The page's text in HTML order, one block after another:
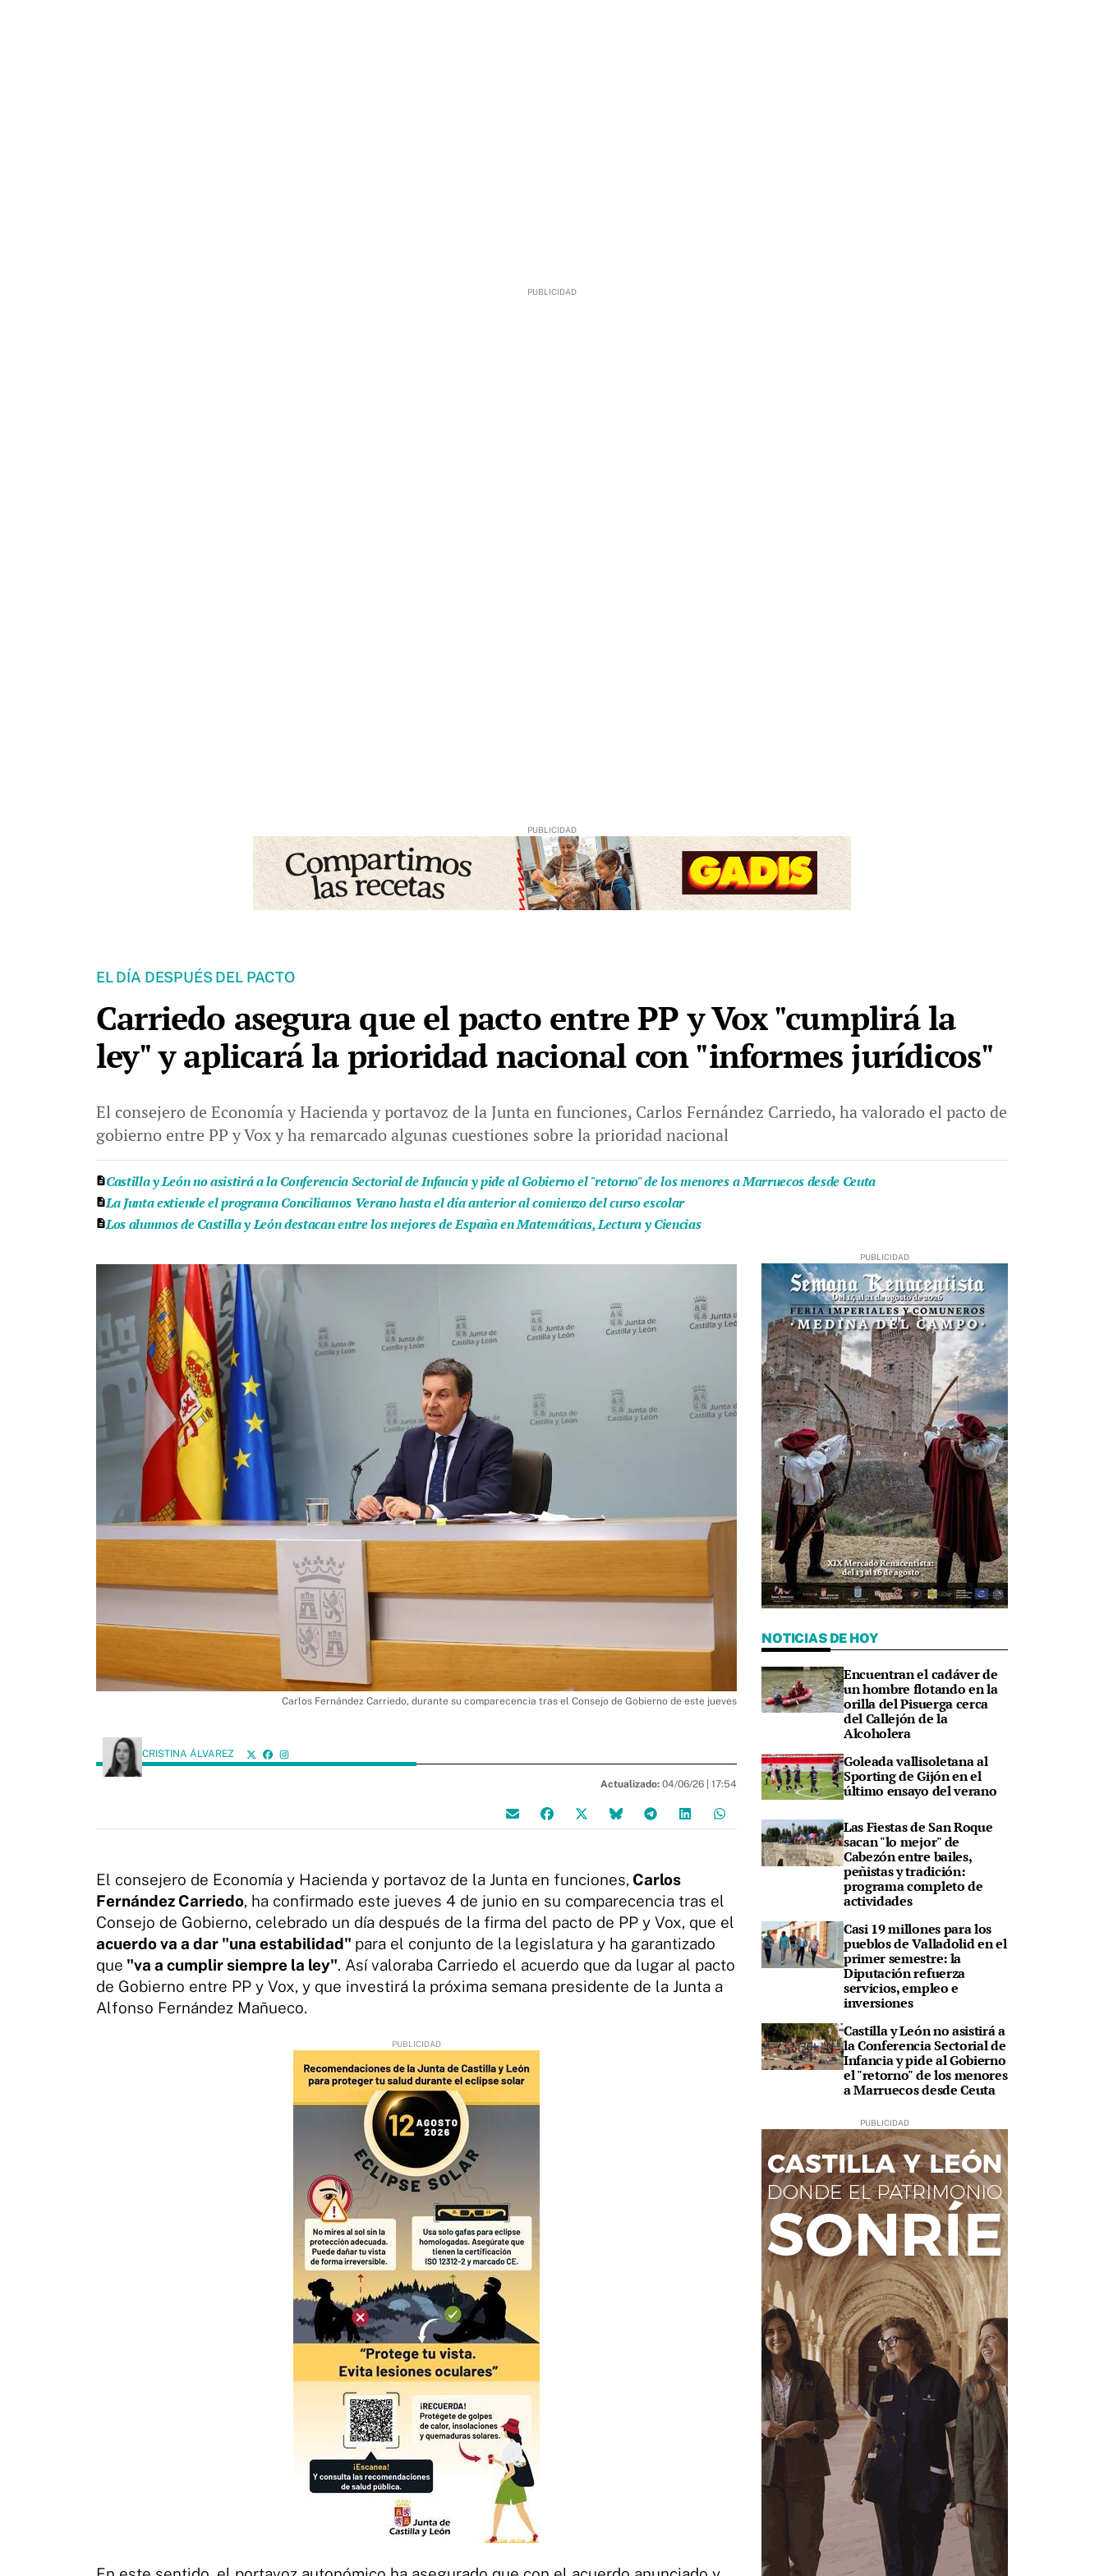
EL DÍA DESPUÉS DEL PACTO
Carriedo asegura que el pacto entre PP y Vox "cumplirá la
ley" y aplicará la prioridad nacional con "informes jurídicos"
El consejero de Economía y Hacienda y portavoz de la Junta en funciones, Carlos Fernández Carriedo, ha valorado el pacto de
gobierno entre PP y Vox y ha remarcado algunas cuestiones sobre la prioridad nacional
Castilla y León no asistirá a la Conferencia Sectorial de Infancia y pide al Gobierno el "retorno" de los menores a Marruecos desde Ceuta
La Junta extiende el programa Conciliamos Verano hasta el día anterior al comienzo del curso escolar
Los alumnos de Castilla y León destacan entre los mejores de España en Matemáticas, Lectura y Ciencias
Carlos Fernández Carriedo, durante su comparecencia tras el Consejo de Gobierno de este jueves
CRISTINA ÁLVAREZ
Actualizado: 04/06/26 | 17:54
El consejero de Economía y Hacienda y portavoz de la Junta en funciones, Carlos
Fernández Carriedo, ha confirmado este jueves 4 de junio en su comparecencia tras el
Consejo de Gobierno, celebrado un día después de la firma del pacto de PP y Vox, que el
acuerdo va a dar "una estabilidad" para el conjunto de la legislatura y ha garantizado
que "va a cumplir siempre la ley". Así valoraba Carriedo el acuerdo que da lugar al pacto
de Gobierno entre PP y Vox, y que investirá la próxima semana presidente de la Junta a
Alfonso Fernández Mañueco.
NOTICIAS DE HOY
Encuentran el cadáver de
un hombre flotando en la
orilla del Pisuerga cerca
del Callejón de la
Alcoholera
Goleada vallisoletana al
Sporting de Gijón en el
último ensayo del verano
Las Fiestas de San Roque
sacan "lo mejor" de
Cabezón entre bailes,
peñistas y tradición:
programa completo de
actividades
Casi 19 millones para los
pueblos de Valladolid en el
primer semestre: la
Diputación refuerza
servicios, empleo e
inversiones
Castilla y León no asistirá a
la Conferencia Sectorial de
Infancia y pide al Gobierno
el "retorno" de los menores
a Marruecos desde Ceuta